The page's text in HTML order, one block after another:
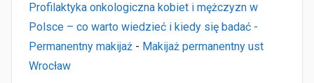
Profilaktyka onkologiczna kobiet i mężczyzn w
Polsce – co warto wiedzieć i kiedy się badać -
Permanentny makijaż - Makijaż permanentny ust
Wrocław